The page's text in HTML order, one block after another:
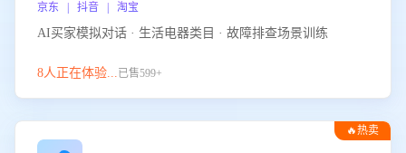
京东 | 抖音 | 淘宝
AI买家模拟对话 · 生活电器类目 · 故障排查场景训练
8人正在体验...已售599+
🔥热卖